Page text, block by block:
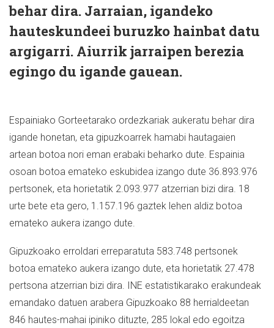
behar dira. Jarraian, igandeko
hauteskundeei buruzko hainbat datu
argigarri. Aiurrik jarraipen berezia
egingo du igande gauean.
Espainiako Gorteetarako ordezkariak aukeratu behar dira
igande honetan, eta gipuzkoarrek hamabi hautagaien
artean botoa nori eman erabaki beharko dute. Espainia
osoan botoa emateko eskubidea izango dute 36.893.976
pertsonek, eta horietatik 2.093.977 atzerrian bizi dira. 18
urte bete eta gero, 1.157.196 gaztek lehen aldiz botoa
emateko aukera izango dute.
Gipuzkoako erroldari erreparatuta 583.748 pertsonek
botoa emateko aukera izango dute, eta horietatik 27.478
pertsona atzerrian bizi dira. INE estatistikarako erakundeak
emandako datuen arabera Gipuzkoako 88 herrialdeetan
846 hautes-mahai ipiniko dituzte, 285 lokal edo egoitza